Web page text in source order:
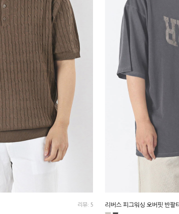
리뷰: 5 리버스 피그워싱 오버핏 반팔